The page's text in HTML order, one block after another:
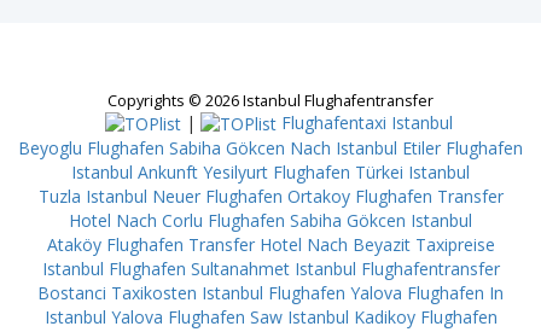
Copyrights © 2026 Istanbul Flughafentransfer
|
Flughafentaxi Istanbul
Beyoglu Flughafen Sabiha Gökcen Nach Istanbul Etiler Flughafen
Istanbul Ankunft Yesilyurt Flughafen Türkei Istanbul
Tuzla Istanbul Neuer Flughafen Ortakoy Flughafen Transfer
Hotel Nach Corlu Flughafen Sabiha Gökcen Istanbul
Ataköy Flughafen Transfer Hotel Nach Beyazit Taxipreise
Istanbul Flughafen Sultanahmet Istanbul Flughafentransfer
Bostanci Taxikosten Istanbul Flughafen Yalova Flughafen In
Istanbul Yalova Flughafen Saw Istanbul Kadikoy Flughafen